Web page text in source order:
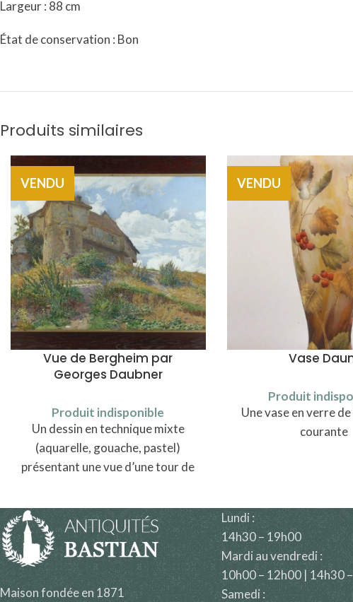
Largeur : 88 cm
État de conservation : Bon
Produits similaires
VENDU
Vue de Bergheim par
Georges Daubner
Produit indisponible
Un dessin en technique mixte
(aquarelle, gouache, pastel)
présentant une vue d’une tour de
Georges Daubner (1865-1926)
VENDU
Vase
Produit
Une vase en verre
courante
Maison fondée en 1871
Lundi :
14h30 – 19h00
Mardi au vendredi :
10h00 – 12h00 | 14h30
Samedi :